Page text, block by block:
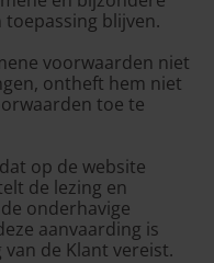
blijven.
voorwaarden niet
ontheft hem niet
toe te
op de website
de lezing en
onderhavige
aanvaarding is
de Klant vereist.